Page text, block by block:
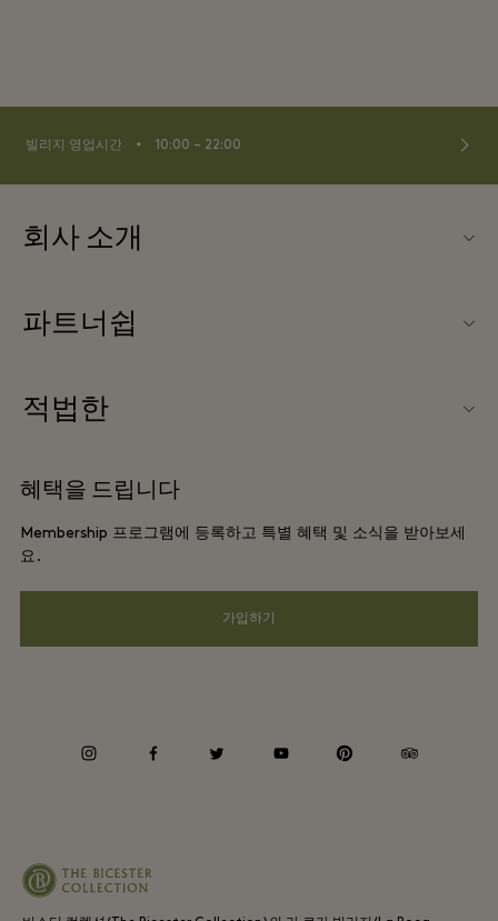
빌리지 영업시간 ⬩ 10:00 – 22:00
회사 소개
La Roca Village (라 로카 빌리지) 소개
앱 다운로드
Gift Card
FAQ
파트너쉽
파트너가되다
적법한
프리빌리지 약관
프라이버시 공지
Average supplier payment period
혜택을 드립니다
Membership 프로그램에 등록하고 특별 혜택 및 소식을 받아보세
요.
가입하기
instagramfacebooktwitter youtube pinterest tripadvisor